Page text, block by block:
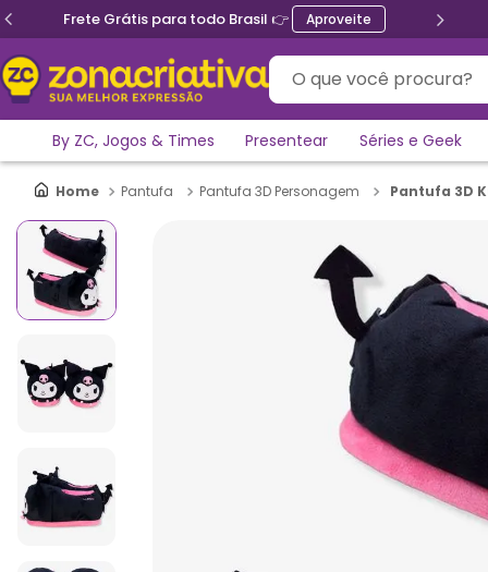
Frete Grátis para todo Brasil 👉 Aproveite
O que você procura?
By ZC, Jogos & Times Presentear Séries e Geek
Pantufa Pantufa 3D Personagem Pantufa 3D